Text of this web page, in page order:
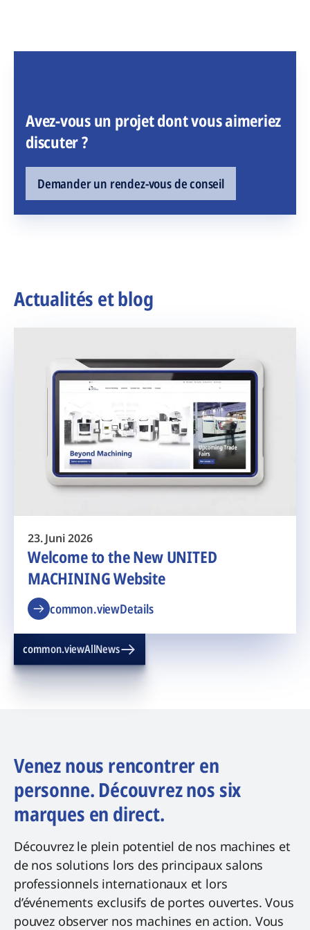
Avez-vous un projet dont vous aimeriez
discuter ?
Demander un rendez-vous de conseil
Actualités et blog
23. Juni 2026
Welcome to the New UNITED
MACHINING Website
common.viewDetails
common.viewAllNews
Venez nous rencontrer en
personne. Découvrez nos six
marques en direct.
Découvrez le plein potentiel de nos machines et
de nos solutions lors des principaux salons
professionnels internationaux et lors
d’événements exclusifs de portes ouvertes. Vous
pouvez observer nos machines en action. Vous